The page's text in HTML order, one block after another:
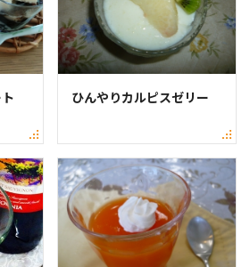
ひんやりカルピスゼリー